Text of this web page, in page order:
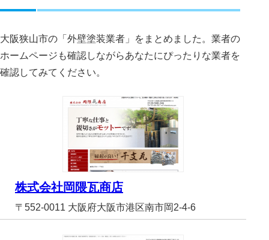
大阪狭山市の「外壁塗装業者」をまとめました。業者の
ホームページも確認しながらあなたにぴったりな業者を
確認してみてください。
株式会社岡隈瓦商店
〒552-0011 大阪府大阪市港区南市岡2-4-6